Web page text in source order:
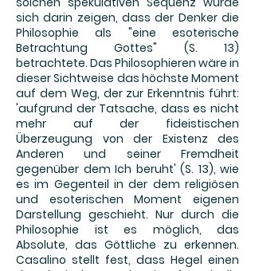
sich darin zeigen, dass der Denker die
Philosophie als "eine esoterische
Betrachtung Gottes" (S. 13)
betrachtete. Das Philosophieren wäre in
dieser Sichtweise das höchste Moment
auf dem Weg, der zur Erkenntnis führt:
'aufgrund der Tatsache, dass es nicht
mehr auf der fideistischen
Überzeugung von der Existenz des
Anderen und seiner Fremdheit
gegenüber dem Ich beruht' (S. 13), wie
es im Gegenteil in der dem religiösen
und esoterischen Moment eigenen
Darstellung geschieht. Nur durch die
Philosophie ist es möglich, das
Absolute, das Göttliche zu erkennen.
Casalino stellt fest, dass Hegel einen